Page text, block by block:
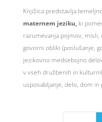
Knjižica predstavlja
maternem jeziku, ki
razumevanja pojmov,
govorni obliki (poslušanje,
jezikovno medsebojno
v vseh družbenih in
usposabljanje, delo, dom in